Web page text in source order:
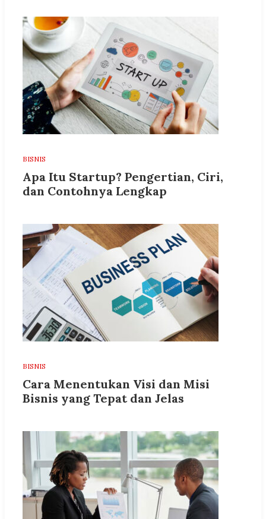
BISNIS
Apa Itu Startup? Pengertian, Ciri,
dan Contohnya Lengkap
BISNIS
Cara Menentukan Visi dan Misi
Bisnis yang Tepat dan Jelas